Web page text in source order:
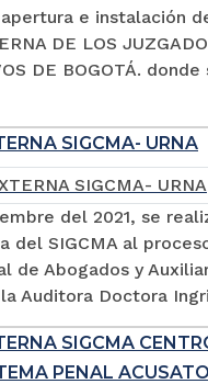
e instalación
DE LOS
DE BOGOTÁ.
SIGCMA- URNA
del 2021, se
del SIGCMA al
de Abogados y
Auditora Doctora
SIGCMA
PENAL